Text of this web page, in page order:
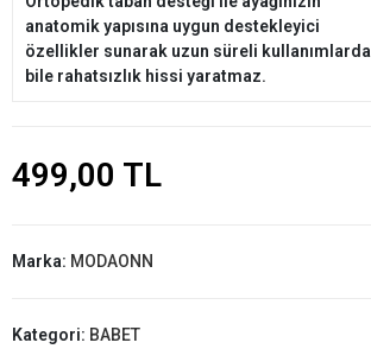
anatomik yapısına uygun destekleyici
özellikler sunarak uzun süreli kullanımlarda
bile rahatsızlık hissi yaratmaz.
499,00 TL
Marka: MODAONN
Kategori: BABET